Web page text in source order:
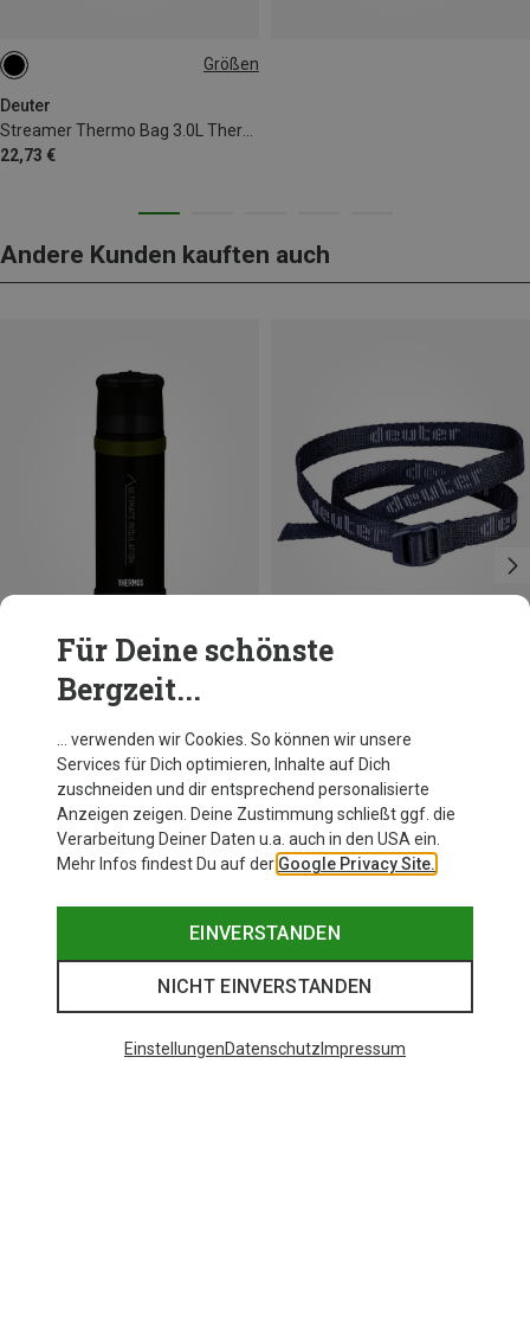
Größen
Deuter
22,73 €
3L
Andere Kunden kauften auch
Du sparst bis 15%
Für Deine schönste
Bergzeit...
… verwenden wir Cookies. So können wir unsere
Services für Dich optimieren, Inhalte auf Dich
zuschneiden und dir entsprechend personalisierte
Anzeigen zeigen. Deine Zustimmung schließt ggf. die
Verarbeitung Deiner Daten u.a. auch in den USA ein.
Mehr Infos findest Du auf der Google Privacy Site.
EINVERSTANDEN
NICHT EINVERSTANDEN
EinstellungenDatenschutz Impressum